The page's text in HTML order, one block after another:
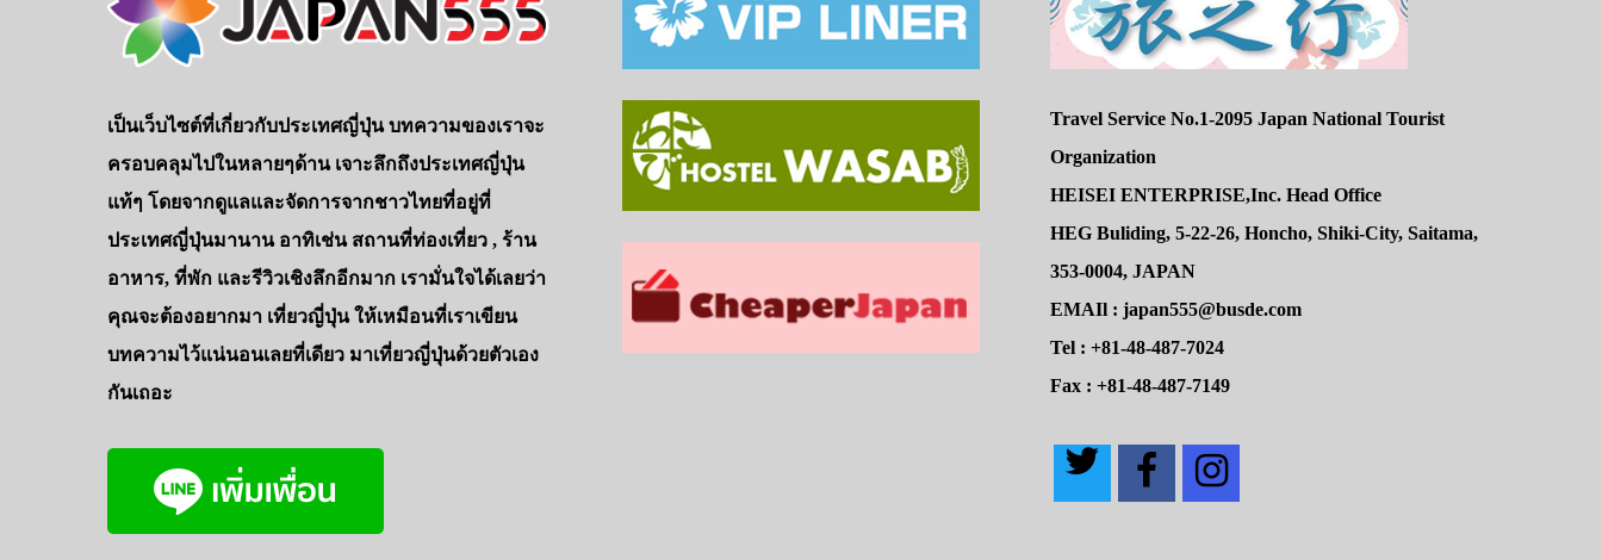
เป็นเว็บไซต์ที่เกี่ยวกับประเทศญี่ปุ่น บทความของเราจะ
ครอบคลุมไปในหลายๆด้าน เจาะลึกถึงประเทศญี่ปุ่น
แท้ๆ โดยจากดูแลและจัดการจากชาวไทยที่อยู่ที่
ประเทศญี่ปุ่นมานาน อาทิเช่น สถานที่ท่องเที่ยว , ร้าน
อาหาร, ที่พัก และรีวิวเชิงลึกอีกมาก เรามั่นใจได้เลยว่า
คุณจะต้องอยากมา เที่ยวญี่ปุ่น ให้เหมือนที่เราเขียน
บทความไว้แน่นอนเลยที่เดียว มาเที่ยวญี่ปุ่นด้วยตัวเอง
กันเถอะ
Travel Service No.1-2095 Japan National Tourist
Organization
HEISEI ENTERPRISE,Inc. Head Office
HEG Buliding, 5-22-26, Honcho, Shiki-City, Saitama,
353-0004, JAPAN
EMAIl : japan555@busde.com
Tel : +81-48-487-7024
Fax : +81-48-487-7149